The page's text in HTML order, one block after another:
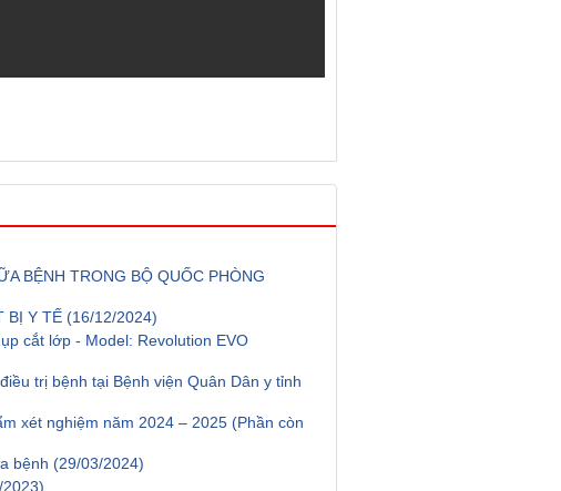
BỆNH TRONG BỘ QUỐC PHÒNG
BỊ Y TẾ (16/12/2024)
cắt lớp - Model: Revolution EVO
trị bệnh tại Bệnh viện Quân Dân y tỉnh
xét nghiệm năm 2024 – 2025 (Phần còn
bệnh (29/03/2024)